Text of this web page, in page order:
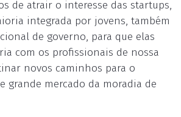
de atrair o interesse das startups,
integrada por jovens, também
de governo, para que elas
com os profissionais de nossa
novos caminhos para o
grande mercado da moradia de